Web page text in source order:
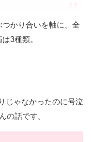
かり合いを軸に、全
3種類。
じゃなかったのに号泣
の話です。